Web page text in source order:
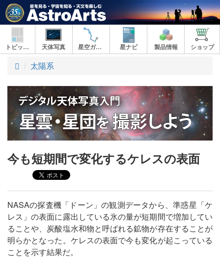
トピックス 天体写真 星空ガイド 星ナビ 製品情報 ショップ
ト
プ
太陽系
今も短期間で変化するケレスの表面
NASAの探査機「ドーン」の観測データから、準惑星「ケ
レス」の表面に露出している氷の量が短期間で増加してい
ることや、炭酸塩水和物と呼ばれる鉱物が存在することが
明らかとなった。ケレスの表面で今も変化が起こっている
ことを示す結果だ。